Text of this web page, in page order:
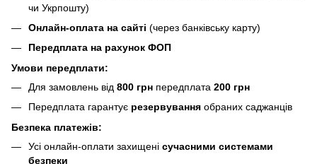
чи Укрпошту)
Онлайн-оплата на сайті (через банківську карту)
Передплата на рахунок ФОП
Умови передплати:
Для замовлень від 800 грн передплата 200 грн
Передплата гарантує резервування обраних саджанців
Безпека платежів:
Усі онлайн-оплати захищені сучасними системами
безпеки